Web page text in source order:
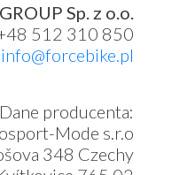
Sp. z o.o.
512 310 850
info@forcebike.pl
Dane producenta:
Mode s.r.o
348 Czechy